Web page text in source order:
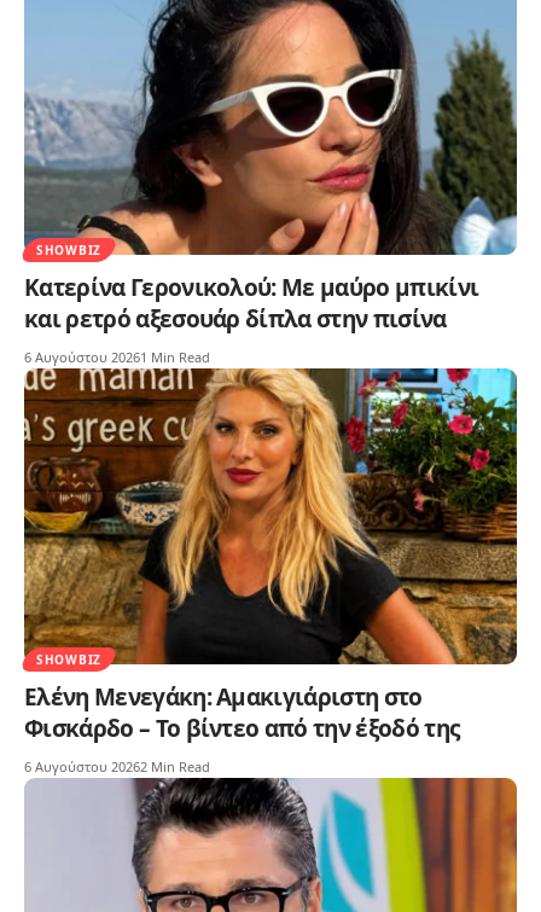
SHOWBIZ
Κατερίνα Γερονικολού: Με μαύρο μπικίνι
και ρετρό αξεσουάρ δίπλα στην πισίνα
6 Αυγούστου 20261 Min Read
SHOWBIZ
Ελένη Μενεγάκη: Αμακιγιάριστη στο
Φισκάρδο – Το βίντεο από την έξοδό της
6 Αυγούστου 20262 Min Read